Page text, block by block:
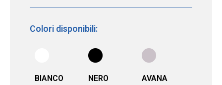
Colori disponibili:
BIANCO NERO AVANA